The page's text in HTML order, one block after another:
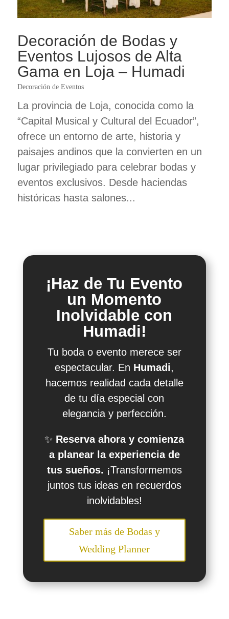
Decoración de Bodas y
Eventos Lujosos de Alta
Gama en Loja – Humadi
Decoración de Eventos
La provincia de Loja, conocida como la
“Capital Musical y Cultural del Ecuador”,
ofrece un entorno de arte, historia y
paisajes andinos que la convierten en un
lugar privilegiado para celebrar bodas y
eventos exclusivos. Desde haciendas
históricas hasta salones...
¡Haz de Tu Evento
un Momento
Inolvidable con
Humadi!
Tu boda o evento merece ser
espectacular. En Humadi,
hacemos realidad cada detalle
de tu día especial con
elegancia y perfección.
✨ Reserva ahora y comienza
a planear la experiencia de
tus sueños. ¡Transformemos
juntos tus ideas en recuerdos
inolvidables!
Saber más de Bodas y
Wedding Planner